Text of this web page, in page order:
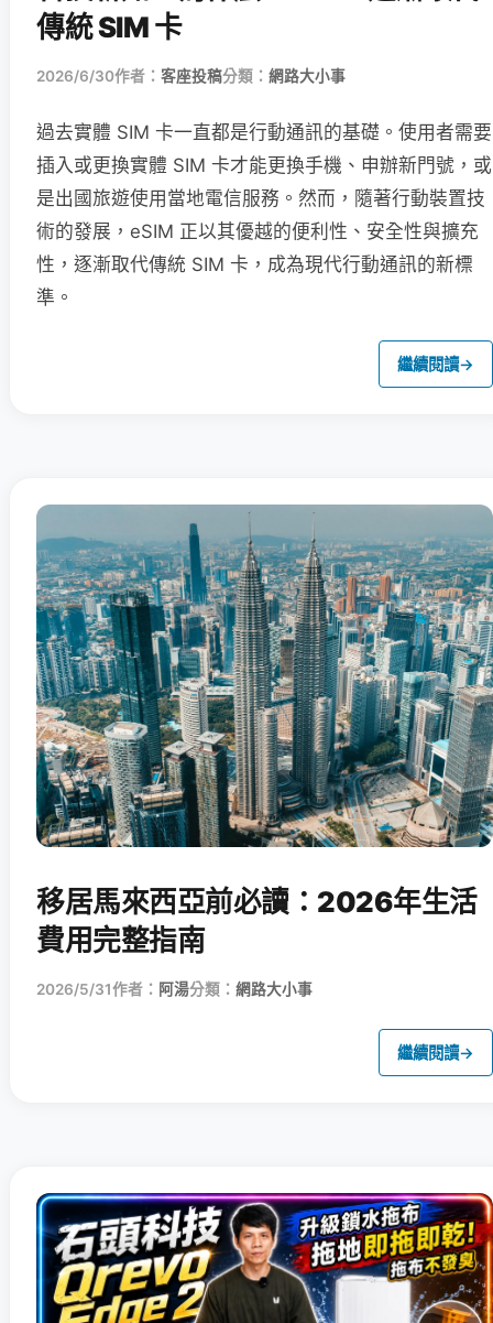
傳統 SIM 卡
2026/6/30作者： 客座投稿分類： 網路大小事
過去實體 SIM 卡一直都是行動通訊的基礎。使用者需要
插入或更換實體 SIM 卡才能更換手機、申辦新門號，或
是出國旅遊使用當地電信服務。然而，隨著行動裝置技
術的發展，eSIM 正以其優越的便利性、安全性與擴充
性，逐漸取代傳統 SIM 卡，成為現代行動通訊的新標
準。
繼續閱讀→
移居馬來西亞前必讀：2026年生活
費用完整指南
2026/5/31作者： 阿湯分類： 網路大小事
繼續閱讀→